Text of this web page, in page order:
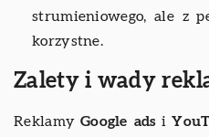
strumieniowego, ale z
korzystne.
Zalety i wady
Reklamy Google adsi